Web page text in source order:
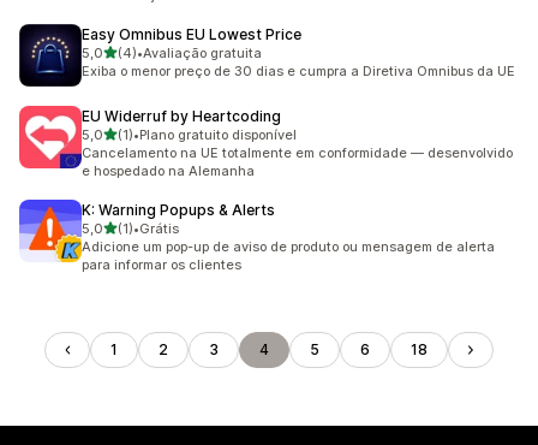
Easy Omnibus EU Lowest Price
5,0de 5 estrelas
(4)
4 avaliações ao todo
•Avaliação gratuita
Exiba o menor preço de 30 dias e cumpra a Diretiva Omnibus da UE
EU Widerruf by Heartcoding
5,0de 5 estrelas
(1)
1 avaliações ao todo
•Plano gratuito disponível
Cancelamento na UE totalmente em conformidade — desenvolvido
e hospedado na Alemanha
K: Warning Popups & Alerts
5,0de 5 estrelas
(1)
1 avaliações ao todo
•Grátis
Adicione um pop-up de aviso de produto ou mensagem de alerta
para informar os clientes
1 2 3 4 5 6 18